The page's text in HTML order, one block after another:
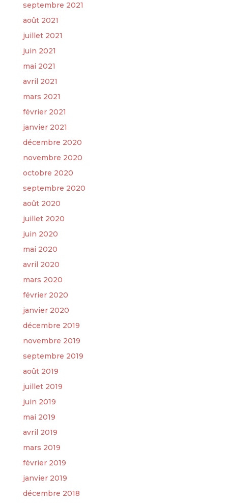
septembre 2021
août 2021
juillet 2021
juin 2021
mai 2021
avril 2021
mars 2021
février 2021
janvier 2021
décembre 2020
novembre 2020
octobre 2020
septembre 2020
août 2020
juillet 2020
juin 2020
mai 2020
avril 2020
mars 2020
février 2020
janvier 2020
décembre 2019
novembre 2019
septembre 2019
août 2019
juillet 2019
juin 2019
mai 2019
avril 2019
mars 2019
février 2019
janvier 2019
décembre 2018